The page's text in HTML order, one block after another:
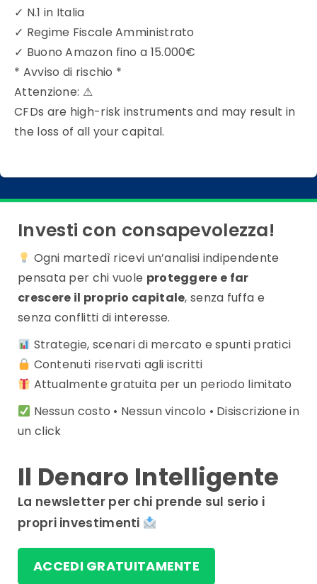
✓ N.1 in Italia
✓ Regime Fiscale Amministrato
✓ Buono Amazon fino a 15.000€
* Avviso di rischio *
Attenzione: ⚠
CFDs are high-risk instruments and may result in
the loss of all your capital.
Investi con consapevolezza!
Ogni martedì ricevi un’analisi indipendente
pensata per chi vuole proteggere e far
crescere il proprio capitale, senza fuffa e
senza conflitti di interesse.
Strategie, scenari di mercato e spunti pratici
Contenuti riservati agli iscritti
Attualmente gratuita per un periodo limitato
Nessun costo • Nessun vincolo • Disiscrizione in
un click
Il Denaro Intelligente
La newsletter per chi prende sul serio i
propri investimenti
ACCEDI GRATUITAMENTE